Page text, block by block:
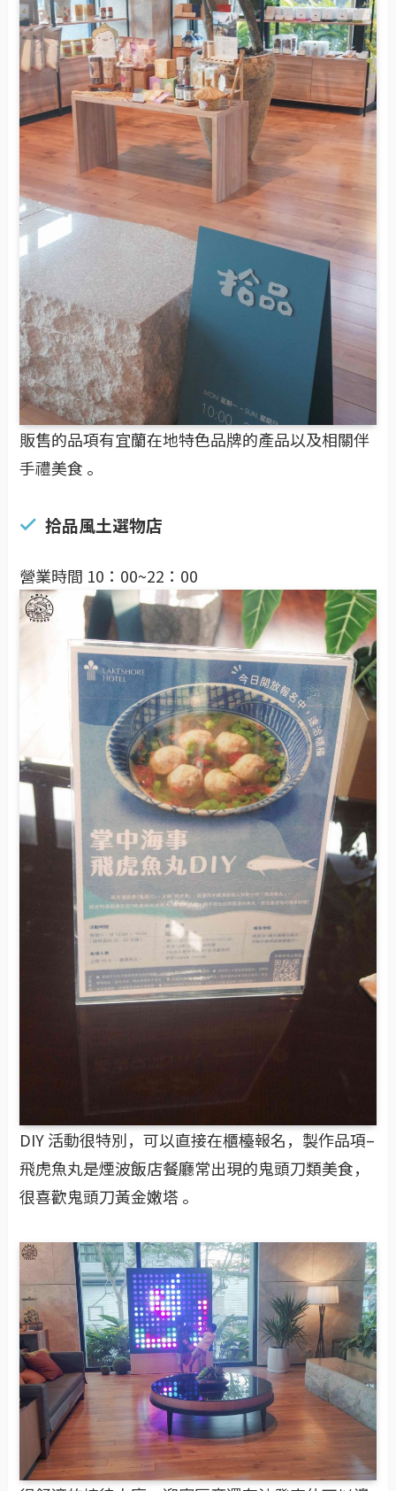
販售的品項有宜蘭在地特色品牌的產品以及相關伴
手禮美食 。
拾品風土選物店
營業時間 10：00~22：00
DIY 活動很特別，可以直接在櫃檯報名，製作品項–
飛虎魚丸是煙波飯店餐廳常出現的鬼頭刀類美食，
很喜歡鬼頭刀黃金嫩塔 。